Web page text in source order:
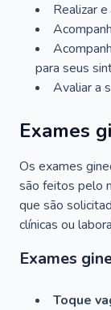
Realizar
para seus
Avaliar a
Exames
Os exames
são feitos pelo
que são
clínicas ou
Exames
Toque